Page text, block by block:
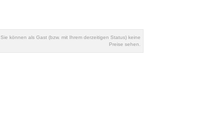
Sie können als Gast (bzw. mit Ihrem derzeitigen Status) keine
Preise sehen.